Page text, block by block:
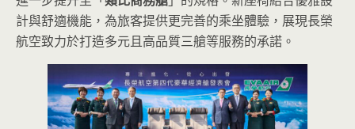
計與舒適機能，為旅客提供更完善的乘坐體驗，展現長榮
航空致力於打造多元且高品質三艙等服務的承諾。